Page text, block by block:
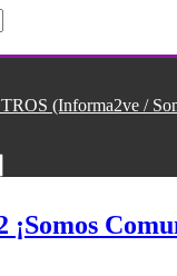
(Informa2ve /
¡Somos